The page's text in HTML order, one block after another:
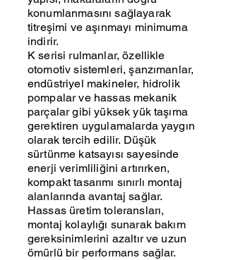
konumlanmasını sağlayarak
titreşimi ve aşınmayı minimuma
indirir.
K serisi rulmanlar, özellikle
otomotiv sistemleri, şanzımanlar,
endüstriyel makineler, hidrolik
pompalar ve hassas mekanik
parçalar gibi yüksek yük taşıma
gerektiren uygulamalarda yaygın
olarak tercih edilir. Düşük
sürtünme katsayısı sayesinde
enerji verimliliğini artırırken,
kompakt tasarımı sınırlı montaj
alanlarında avantaj sağlar.
Hassas üretim toleransları,
montaj kolaylığı sunarak bakım
gereksinimlerini azaltır ve uzun
ömürlü bir performans sağlar.